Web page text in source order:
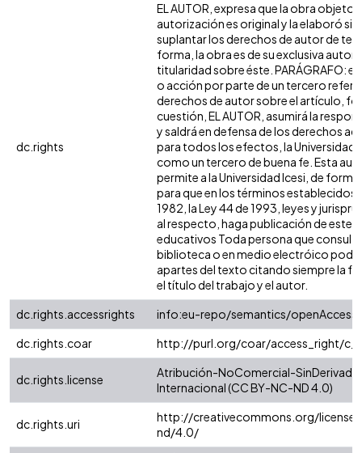
dc.rights
EL AUTOR, expresa que la obra objeto
autorización es original y la elaboró
suplantar los derechos de autor de
forma, la obra es de su exclusiva
titularidad sobre éste. PARÁGRAFO:
o acción por parte de un tercero
derechos de autor sobre el artículo,
cuestión, EL AUTOR, asumirá la
y saldrá en defensa de los derechos
para todos los efectos, la Universidad
como un tercero de buena fe. Esta
permite a la Universidad Icesi, de
para que en los términos establecidos
1982, la Ley 44 de 1993, leyes y
al respecto, haga publicación de este
educativos Toda persona que consulte
biblioteca o en medio electróico
apartes del texto citando siempre la
el título del trabajo y el autor.
dc.rights.accessrights
info:eu-repo/semantics/openAccess
dc.rights.coar
http://purl.org/coar/access_right/
dc.rights.license
Atribución-NoComercial-
Internacional (CC BY-NC-ND 4.0)
dc.rights.uri
http://creativecommons.org/
nd/4.0/